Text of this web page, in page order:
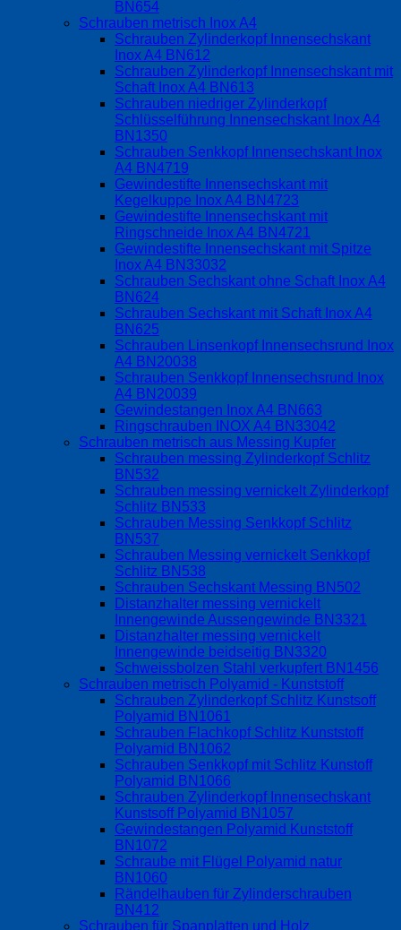
BN654
Schrauben metrisch Inox A4
Schrauben Zylinderkopf Innensechskant
Inox A4 BN612
Schrauben Zylinderkopf Innensechskant mit
Schaft Inox A4 BN613
Schrauben niedriger Zylinderkopf
Schlüsselführung Innensechskant Inox A4
BN1350
Schrauben Senkkopf Innensechskant Inox
A4 BN4719
Gewindestifte Innensechskant mit
Kegelkuppe Inox A4 BN4723
Gewindestifte Innensechskant mit
Ringschneide Inox A4 BN4721
Gewindestifte Innensechskant mit Spitze
Inox A4 BN33032
Schrauben Sechskant ohne Schaft Inox A4
BN624
Schrauben Sechskant mit Schaft Inox A4
BN625
Schrauben Linsenkopf Innensechsrund Inox
A4 BN20038
Schrauben Senkkopf Innensechsrund Inox
A4 BN20039
Gewindestangen Inox A4 BN663
Ringschrauben INOX A4 BN33042
Schrauben metrisch aus Messing Kupfer
Schrauben messing Zylinderkopf Schlitz
BN532
Schrauben messing vernickelt Zylinderkopf
Schlitz BN533
Schrauben Messing Senkkopf Schlitz
BN537
Schrauben Messing vernickelt Senkkopf
Schlitz BN538
Schrauben Sechskant Messing BN502
Distanzhalter messing vernickelt
Innengewinde Aussengewinde BN3321
Distanzhalter messing vernickelt
Innengewinde beidseitig BN3320
Schweissbolzen Stahl verkupfert BN1456
Schrauben metrisch Polyamid - Kunststoff
Schrauben Zylinderkopf Schlitz Kunstsoff
Polyamid BN1061
Schrauben Flachkopf Schlitz Kunststoff
Polyamid BN1062
Schrauben Senkkopf mit Schlitz Kunstoff
Polyamid BN1066
Schrauben Zylinderkopf Innensechskant
Kunstsoff Polyamid BN1057
Gewindestangen Polyamid Kunststoff
BN1072
Schraube mit Flügel Polyamid natur
BN1060
Rändelhauben für Zylinderschrauben
BN412
Schrauben für Spanplatten und Holz